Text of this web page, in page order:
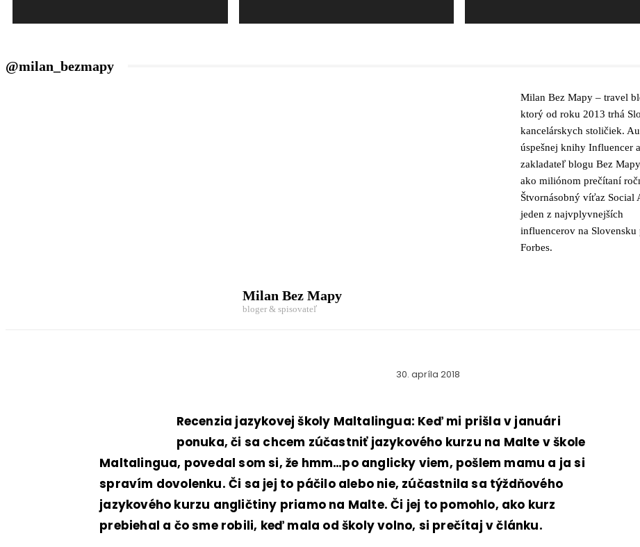
@milan_bezmapy
Milan Bez Mapy – travel
ktorý od roku 2013 trhá
kancelárskych stoličiek.
úspešnej knihy Influencer a
zakladateľ blogu Bez
ako miliónom prečítaní
Štvornásobný víťaz Social
jeden z najvplyvnejších
influencerov na Slovensku
Forbes.
Milan Bez Mapy
bloger & spisovateľ
30. apríla 2018
Recenzia jazykovej školy Maltalingua: Keď mi prišla v januári
ponuka, či sa chcem zúčastniť jazykového kurzu na Malte v škole
Maltalingua, povedal som si, že hmm…po anglicky viem, pošlem mamu a ja si
spravím dovolenku. Či sa jej to páčilo alebo nie, zúčastnila sa týždňového
jazykového kurzu angličtiny priamo na Malte. Či jej to pomohlo, ako kurz
prebiehal a čo sme robili, keď mala od školy volno, si prečítaj v článku.